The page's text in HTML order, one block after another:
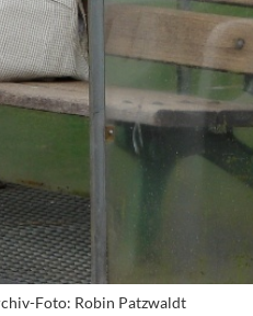
Foto: Robin Patzwaldt